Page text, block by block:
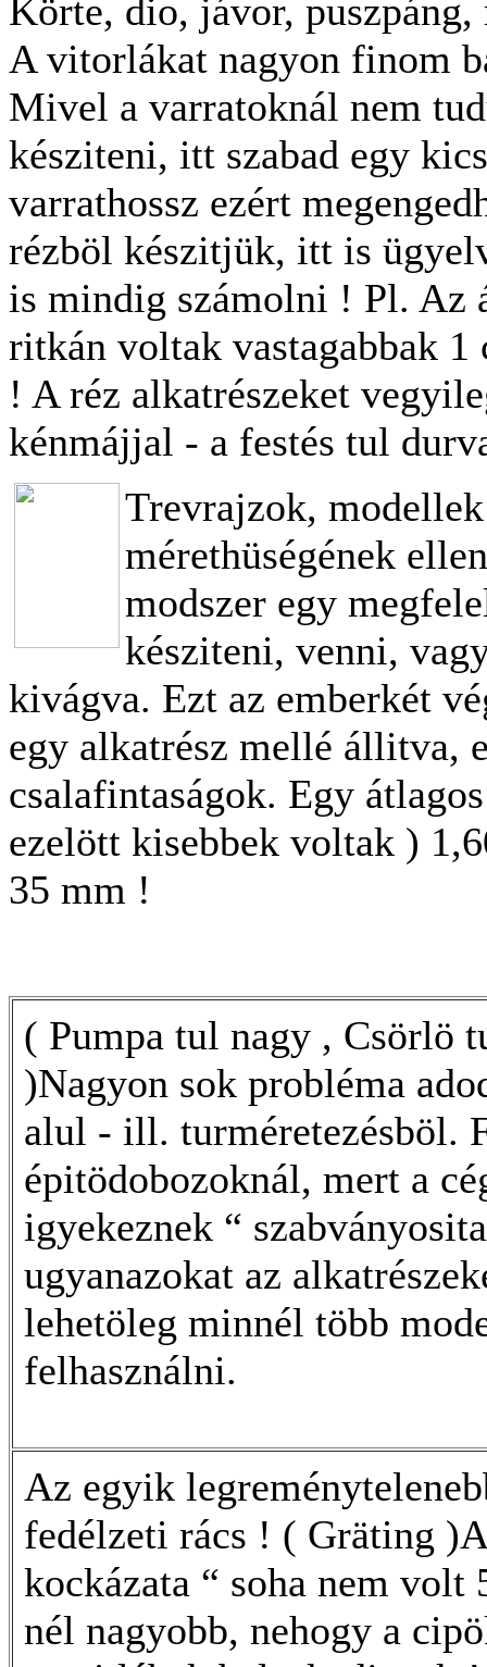
Körte, dio, jávor,
A vitorlákat nagyon finom
Mivel a varratoknál nem
késziteni, itt szabad egy
varrathossz ezért
rézböl készitjük, itt is
is mindig számolni ! Pl. Az
ritkán voltak vastagabbak
! A réz alkatrészeket
kénmájjal - a festés tul
Trevrajzok,
mérethüségének
modszer egy
késziteni, venni,
kivágva. Ezt az emberkét
egy alkatrész mellé állitva,
csalafintaságok. Egy
ezelött kisebbek voltak )
35 mm !
( Pumpa tul nagy , Csörlö
)Nagyon sok probléma
alul - ill. turméretezésböl.
épitödobozoknál, mert a
igyekeznek “
ugyanazokat az
lehetöleg minnél több
felhasználni.
Az egyik
fedélzeti rács ! ( Gräting
kockázata “ soha nem volt
nél nagyobb, nehogy a